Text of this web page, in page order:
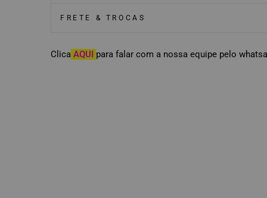
FRETE & TROCAS
Clica AQUI para falar com a nossa equipe pelo